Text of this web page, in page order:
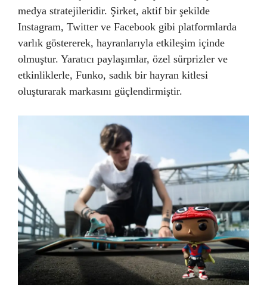
medya stratejileridir. Şirket, aktif bir şekilde
Instagram, Twitter ve Facebook gibi platformlarda
varlık göstererek, hayranlarıyla etkileşim içinde
olmuştur. Yaratıcı paylaşımlar, özel sürprizler ve
etkinliklerle, Funko, sadık bir hayran kitlesi
oluşturarak markasını güçlendirmiştir.